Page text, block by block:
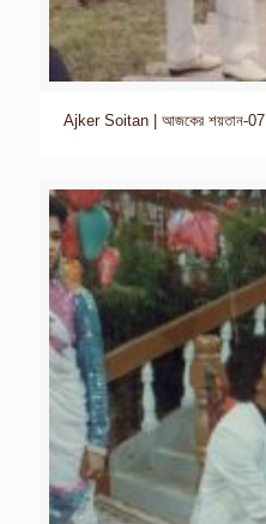
Ajker Soitan | আজকের শয়তান-07